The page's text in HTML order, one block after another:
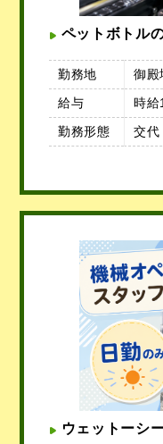
ペットボトル
勤務地
御殿
給与
時給
勤務形態
交代
ウェットーシ